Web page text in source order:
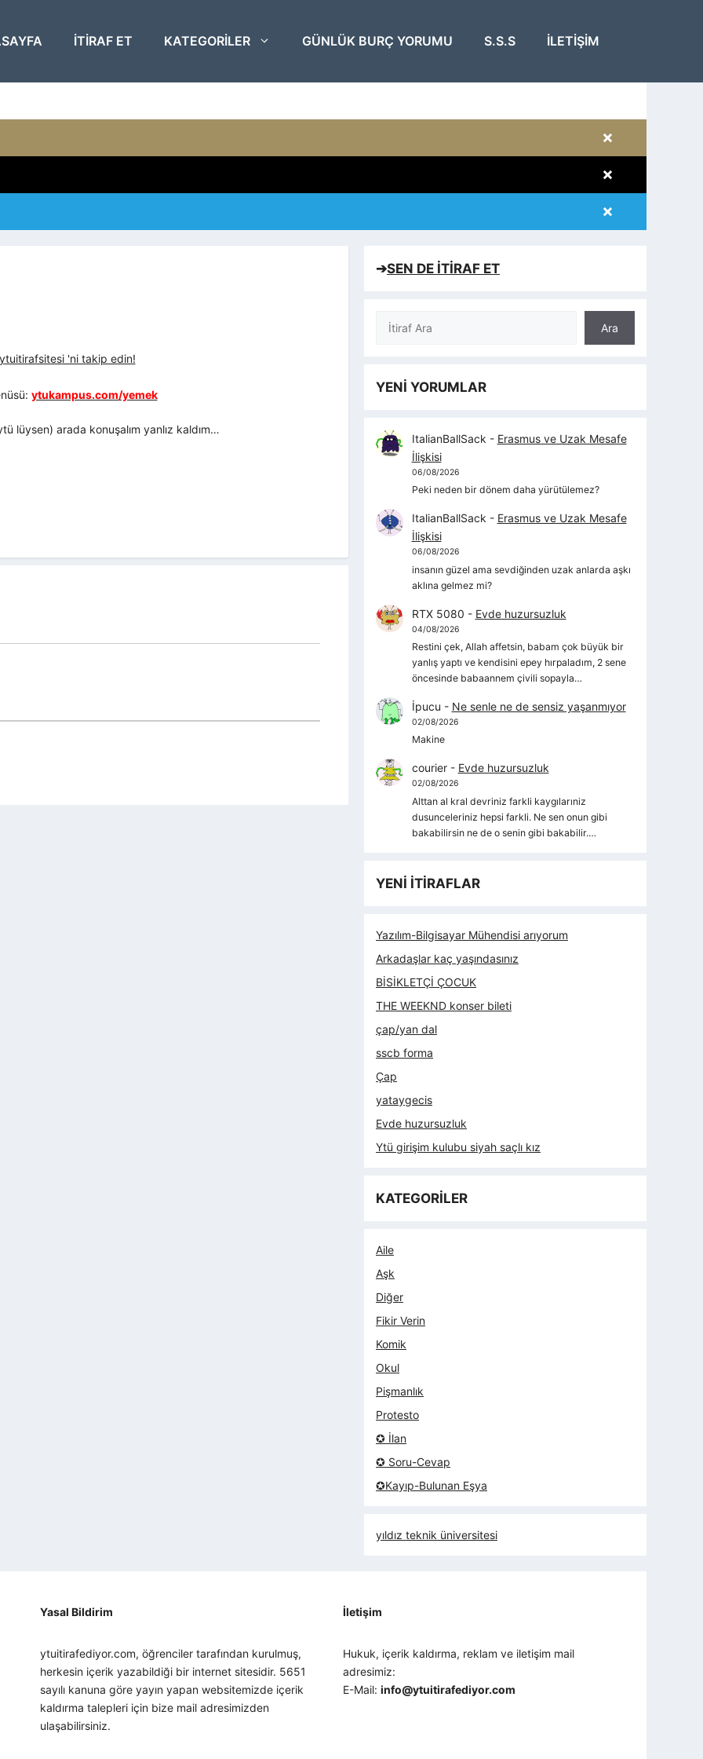
ITIRAF ET KATEGORILER GÜNLÜK BURÇ YORUMU S.S.S İLETIŞIM
×
×
×
'ni takip edin!
ytukampus.com/yemek
lüysen) arada konuşalım yanlız kaldım…
➔SEN DE İTİRAF ET
Ara
Ara
YENİ YORUMLAR
ItalianBallSack - Erasmus ve Uzak Mesafe
İlişkisi
06/08/2026
Peki neden bir dönem daha yürütülemez?
ItalianBallSack - Erasmus ve Uzak Mesafe
İlişkisi
06/08/2026
insanın güzel ama sevdiğinden uzak anlarda aşkı
aklına gelmez mi?
RTX 5080 - Evde huzursuzluk
04/08/2026
Restini çek, Allah affetsin, babam çok büyük bir
yanlış yaptı ve kendisini epey hırpaladım, 2 sene
öncesinde babaannem çivili sopayla…
İpucu - Ne senle ne de sensiz yaşanmıyor
02/08/2026
Makine
courier- Evde huzursuzluk
02/08/2026
Alttan al kral devriniz farkli kaygılarıniz
dusunceleriniz hepsi farkli. Ne sen onun gibi
bakabilirsin ne de o senin gibi bakabilir.…
YENİ İTİRAFLAR
Yazılım-Bilgisayar Mühendisi arıyorum
Arkadaşlar kaç yaşındasınız
BİSİKLETÇİ ÇOCUK
THE WEEKND konser bileti
çap/yan dal
sscb forma
Çap
yataygecis
Evde huzursuzluk
Ytü girişim kulubu siyah saçlı kız
KATEGORİLER
Aile
Aşk
Diğer
Fikir Verin
Komik
Okul
Pişmanlık
Protesto
✪ İlan
✪ Soru-Cevap
✪Kayıp-Bulunan Eşya
yıldız teknik üniversitesi
Yasal Bildirim
ytuitirafediyor.com, öğrenciler tarafından kurulmuş,
herkesin içerik yazabildiği bir internet sitesidir. 5651
sayılı kanuna göre yayın yapan websitemizde içerik
kaldırma talepleri için bize mail adresimizden
ulaşabilirsiniz.
İletişim
Hukuk, içerik kaldırma, reklam ve iletişim mail
adresimiz:
E-Mail:info@ytuitirafediyor.com